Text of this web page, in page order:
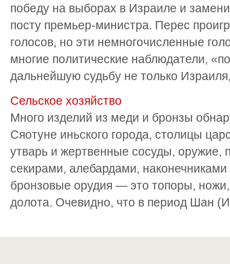
победу на выборах в Израиле и
посту премьер-министра. Перес
голосов, но эти немногочисленные
многие политические наблюдатели,
дальнейшую судьбу не только
Сельское хозяйство
Много изделий из меди и бронзы
Сяотуне иньского города, столицы
утварь и жертвенные сосуды, оружие,
секирами, алебардами,
бронзовые орудия — это топоры,
долота. Очевидно, что в период Шан